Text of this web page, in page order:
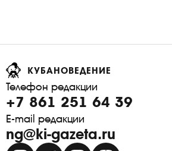
КУБАНОВЕДЕНИЕ
Телефон редакции
+7 861 251 64 39
E-mail редакции
ng@ki-gazeta.ru